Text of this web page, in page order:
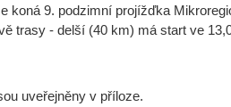
koná 9. podzimní projížďka
trasy - delší (40 km) má start ve
uveřejněny v příloze.